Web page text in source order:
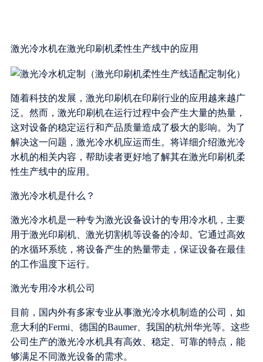
激光冷水机在激光印刷机柔性生产线中的应用
随着科技的发展，激光印刷机在印刷行业的应用越来越广
泛。然而，激光印刷机在运行过程中会产生大量的热量，
这对设备的稳定运行和产品质量造成了极大的影响。为了
解决这一问题，激光冷水机应运而生。将详细介绍激光冷
水机的相关内容，帮助读者更好地了解其在激光印刷机柔
性生产线中的应用。
激光冷水机是什么？
激光冷水机是一种专为激光设备设计的专用冷水机，主要
用于激光印刷机、激光切割机等设备的冷却。它通过高效
的水循环系统，将设备产生的热量带走，保证设备在最佳
的工作温度下运行。
激光专用冷水机公司
目前，国内外有多家专业从事激光冷水机制造的公司，如
意大利的Fermi、德国的Baumer、我国的杭州华光等。这些
公司生产的激光冷水机具有高效、稳定、可靠的特点，能
够满足不同激光设备的需求。